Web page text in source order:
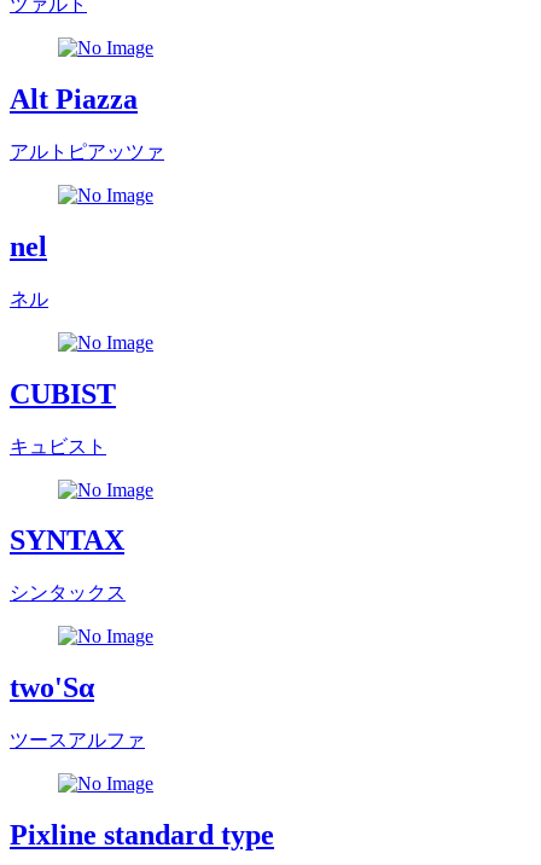
ツァルト
Alt Piazza
アルトピアッツァ
nel
ネル
CUBIST
キュビスト
SYNTAX
シンタックス
two'Sα
ツースアルファ
Pixline standard type